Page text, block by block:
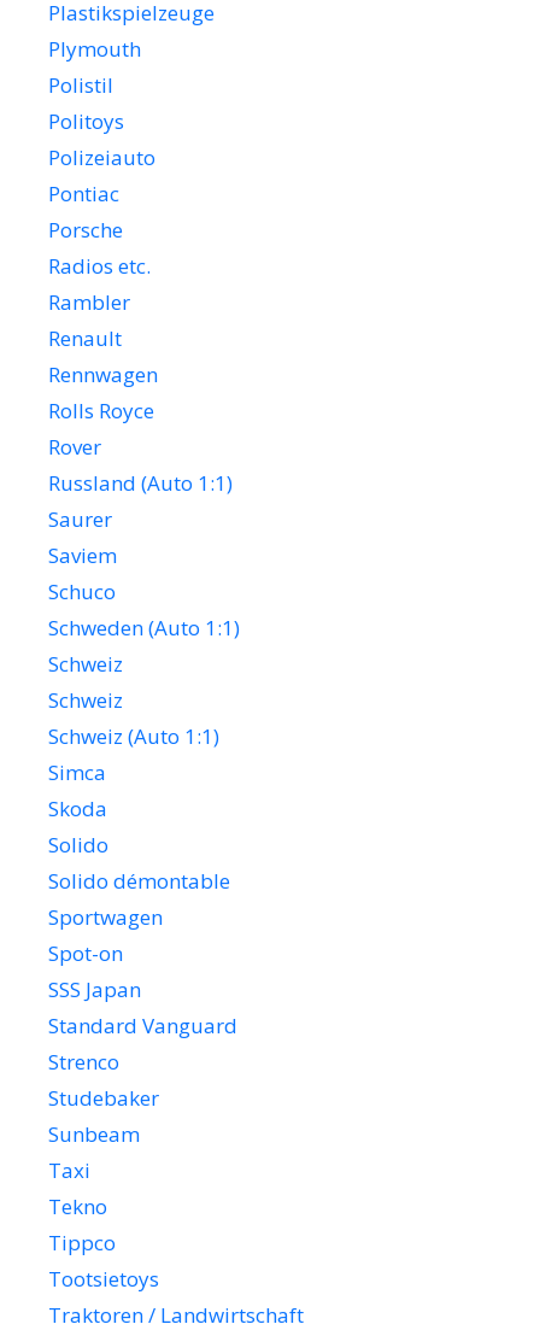
Plastikspielzeuge
Plymouth
Polistil
Politoys
Polizeiauto
Pontiac
Porsche
Radios etc.
Rambler
Renault
Rennwagen
Rolls Royce
Rover
Russland (Auto 1:1)
Saurer
Saviem
Schuco
Schweden (Auto 1:1)
Schweiz
Schweiz
Schweiz (Auto 1:1)
Simca
Skoda
Solido
Solido démontable
Sportwagen
Spot-on
SSS Japan
Standard Vanguard
Strenco
Studebaker
Sunbeam
Taxi
Tekno
Tippco
Tootsietoys
Traktoren / Landwirtschaft